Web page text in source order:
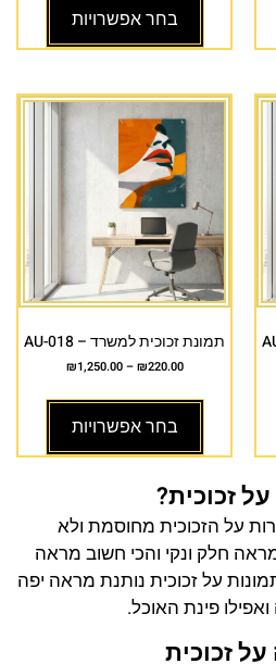
בחר אפשרויות
תמונת זכוכית למשרד – AU-018
₪220.00
–
₪1,250.00
בחר אפשרויות
זכוכית?
על הזכוכית מחוסמת ולא
חלק ונקי והכי חשוב מראה
על זכוכית נותנת מראה יפה
פינת האוכל.
זכוכית